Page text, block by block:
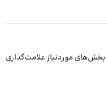
بخش‌های موردنیاز علامت‌گذاری